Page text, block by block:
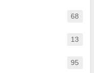
68
13
95